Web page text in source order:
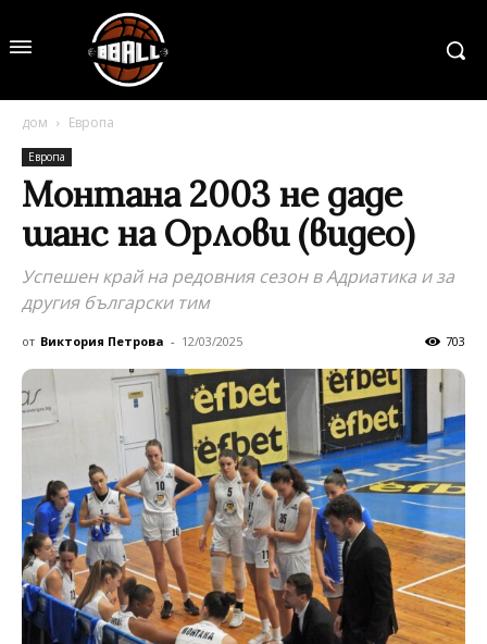
дом Европа
Европа
Монтана 2003 не даде
шанс на Орлови (видео)
Успешен край на редовния сезон в Адриатика и за
другия български тим
от Виктория Петрова - 12/03/2025 703